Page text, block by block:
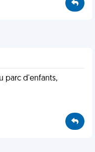
parc d'enfants,